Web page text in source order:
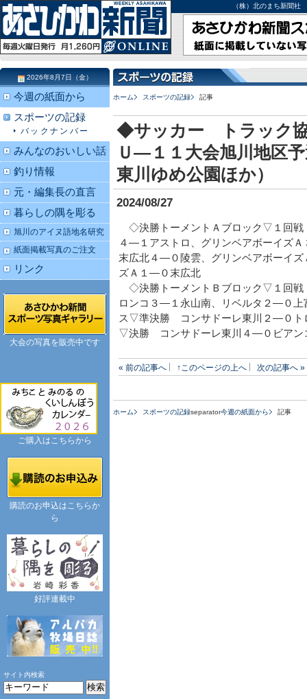
（株）北のまち新聞
ホーム スポーツの記録 記事
◆サッカー トラック協
Ｕ―１１大会旭川地区
東川ゆめ公園ほか）
2024/08/27
◇決勝トーメントＡブロック▽１回
４―１アストロ、グリンベアボーイ
末広北４―０陵雲、グリンベアボーイ
ズＡ１―０末広北
◇決勝トーメントＢブロック▽１回
ロンコ３―１永山南、リベルタ２―０
ス▽準決勝 コンサドーレ東川２―０ト
▽決勝 コンサドーレ東川４―０ビアン
« 前の記事へ ↑このページの上へ 次の記事へ »
ホーム スポーツの記録separator今週の紙面から 記事
2026年8月7日（金）
今週の紙面から
スポーツの記録
バックナンバー
みんなのおいしい話
釣り情報
元・編集長の直言
暮らしの隅を彫る
旭川のアイヌ語地名研究
紙面掲載写真のご注文
リンク
大会の写真を販売中です
ご購入はこちらから
購読のお申込はこちらか
ら
好評連載中
サイト内検索